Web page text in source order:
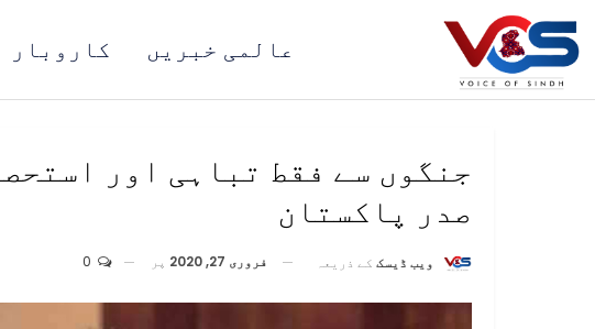
کاروبار عالمی خبریں
جنگوں سے فقط تباہی اور
صدر پاکستان
ویب ڈیسک کے ذریعہ فروری 27, 2020 پر